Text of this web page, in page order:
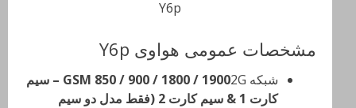
Y6p
مشخصات عمومی هواوی Y6p
شبکه 2G
GSM 850 / 900 / 1800 / 1900 – سیم
کارت 1 & سیم کارت 2 (فقط مدل دو سیم